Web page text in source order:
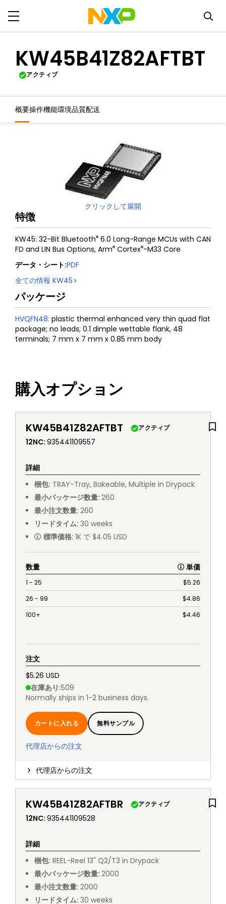
KW45B41Z82AFTBT
アクティブ
概要操作機能環境品質配送
クリックして展開
特徴
KW45: 32-Bit Bluetooth® 6.0 Long-Range MCUs with CAN
FD and LIN Bus Options, Arm® Cortex®-M33 Core
データ・シート:PDF
全ての情報 KW45
パッケージ
HVQFN48: plastic thermal enhanced very thin quad flat
package; no leads; 0.1 dimple wettable flank, 48
terminals; 7 mm x 7 mm x 0.85 mm body
購入オプション
KW45B41Z82AFTBT アクティブ
12NC: 935441109557
詳細
梱包: TRAY-Tray, Bakeable, Multiple in Drypack
最小パッケージ数量: 260
最小注文数量: 260
リードタイム: 30 weeks
標準価格: 1K で $4.05 USD
数量 単価
1 - 25 $5.26
26 - 99
$4.86
100+
$4.46
注文
$5.26 USD
在庫あり :509
Normally ships in 1-2 business days.
カートに入れる 無料サンプル
代理店からの注文
代理店からの注文
KW45B41Z82AFTBR アクティブ
12NC: 935441109528
詳細
梱包: REEL-Reel 13" Q2/T3 in Drypack
最小パッケージ数量: 2000
最小注文数量: 2000
リードタイム: 30 weeks